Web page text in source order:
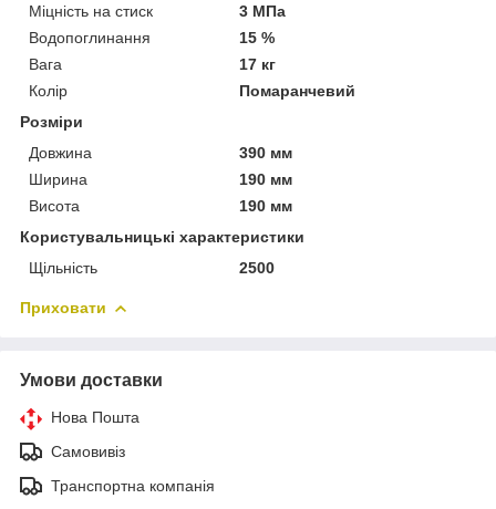
Міцність на стиск
3 МПа
Водопоглинання
15 %
Вага
17 кг
Колір
Помаранчевий
Розміри
Довжина
390 мм
Ширина
190 мм
Висота
190 мм
Користувальницькі характеристики
Щільність
2500
Приховати
Умови доставки
Нова Пошта
Самовивіз
Транспортна компанія